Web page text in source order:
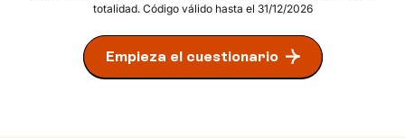
totalidad. Código válido hasta el 31/12/2026
Empieza el cuestionario